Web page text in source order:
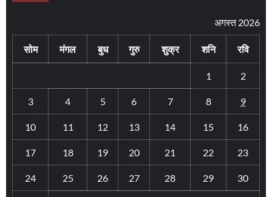
अगस्त 2026
सोम मंगल बुध गुरु शुक्र शनि रवि
1 2
3 4 5 6 7 8 9
10 11 12 13 14 15 16
17 18 19 20 21 22 23
24 25 26 27 28 29 30